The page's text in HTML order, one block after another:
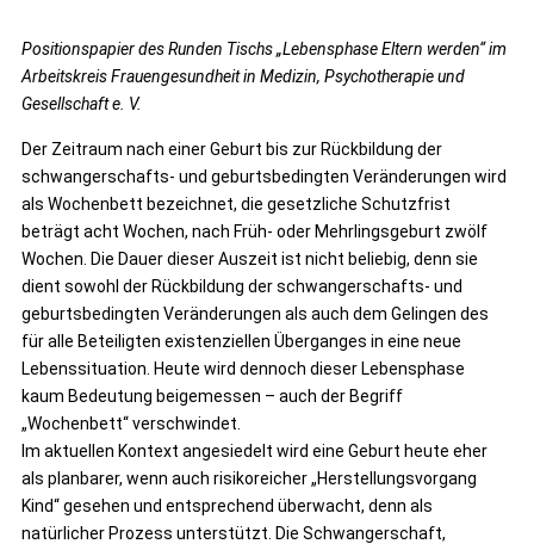
Positionspapier des Runden Tischs „Lebensphase Eltern werden“ im
Arbeitskreis Frauengesundheit in Medizin, Psychotherapie und
Gesellschaft e. V.
Der Zeitraum nach einer Geburt bis zur Rückbildung der
schwangerschafts- und geburtsbedingten Veränderungen wird
als Wochenbett bezeichnet, die gesetzliche Schutzfrist
beträgt acht Wochen, nach Früh- oder Mehrlingsgeburt zwölf
Wochen. Die Dauer dieser Auszeit ist nicht beliebig, denn sie
dient sowohl der Rückbildung der schwangerschafts- und
geburtsbedingten Veränderungen als auch dem Gelingen des
für alle Beteiligten existenziellen Überganges in eine neue
Lebenssituation. Heute wird dennoch dieser Lebensphase
kaum Bedeutung beigemessen – auch der Begriff
„Wochenbett“ verschwindet.
Im aktuellen Kontext angesiedelt wird eine Geburt heute eher
als planbarer, wenn auch risikoreicher „Herstellungsvorgang
Kind“ gesehen und entsprechend überwacht, denn als
natürlicher Prozess unterstützt. Die Schwangerschaft,